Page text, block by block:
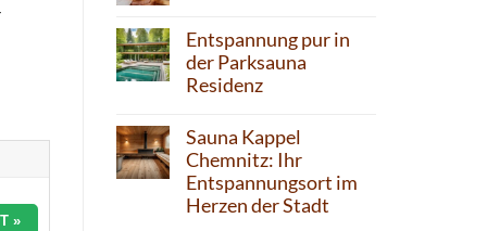
»
Entspannung pur in
der Parksauna
Residenz
Sauna Kappel
Chemnitz: Ihr
Entspannungsort im
Herzen der Stadt